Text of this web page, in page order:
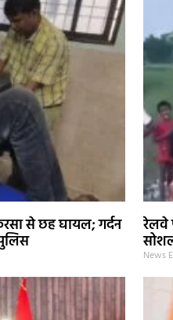
से छह घायल; गर्दन रेलवे
News